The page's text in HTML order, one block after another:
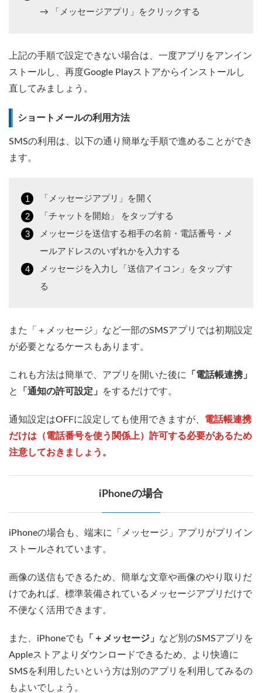
→ 「メッセージアプリ」をクリックする
上記の手順で設定できない場合は、一度アプリをアンイン
ストールし、再度Google Playストアからインストールし
直してみましょう。
ショートメールの利用方法
SMSの利用は、以下の通り簡単な手順で進めることができ
ます。
「メッセージアプリ」を開く
「チャットを開始」 をタップする
メッセージを送信する相手の名前・電話番号・メ
ールアドレスのいずれかを入力する
メッセージを入力し「送信アイコン」をタップす
る
また「＋メッセージ」など一部のSMSアプリでは初期設定
が必要となるケースもあります。
これも方法は簡単で、アプリを開いた後に
「電話帳連携」
と
「通知の許可設定」 をするだけです。
通知設定はOFFに設定しても使用できますが、 電話帳連携
だけは（電話番号を使う関係上）許可する必要があるため
注意しておきましょう。
iPhoneの場合
iPhoneの場合も、端末に「メッセージ」アプリがプリイン
ストールされています。
画像の送信もできるため、簡単な文章や画像のやり取りだ
けであれば、標準装備されているメッセージアプリだけで
不便なく活用できます。
また、iPhoneでも 「＋メッセージ」 など別のSMSアプリを
Appleストアよりダウンロードできるため、より快適に
SMSを利用したいという方は別のアプリを利用してみるの
もよいでしょう。